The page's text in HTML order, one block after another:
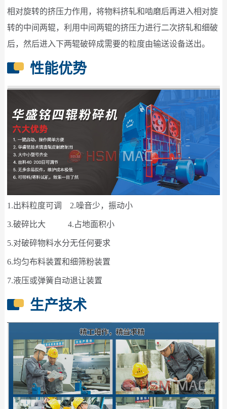
相对旋转的挤压力作用，将物料挤轧和啮磨后再进入相对旋
转的中间两辊，利用中间两辊的挤压力进行二次挤轧和细破
后，然后进入下两辊破碎成需要的粒度由输送设备送出。
性能优势
1.出料粒度可调 2.噪音少，振动小
3.破碎比大 4.占地面积小
5.对破碎物料水分无任何要求
6.均匀布料装置和细筛粉装置
7.液压或弹簧自动退让装置
生产技术